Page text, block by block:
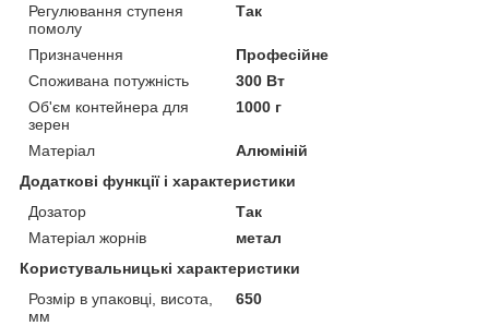
Регулювання ступеня
помолу
Так
Призначення
Професійне
Споживана потужність
300 Вт
Об'єм контейнера для
зерен
1000 г
Матеріал
Алюміній
Додаткові функції і характеристики
Дозатор
Так
Матеріал жорнів
метал
Користувальницькі характеристики
Розмір в упаковці, висота,
мм
650